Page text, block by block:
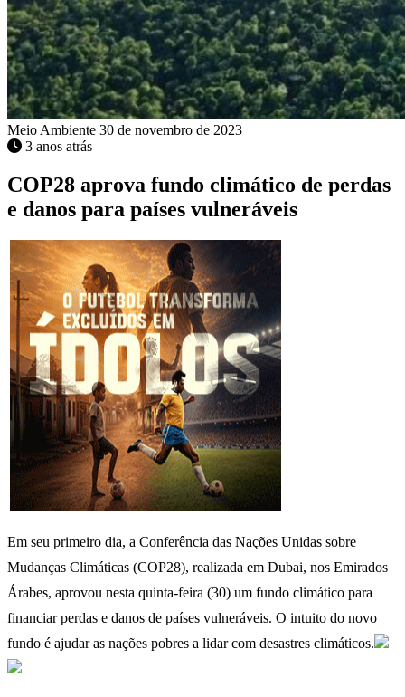
Meio Ambiente 30 de novembro de 2023
3 anos atrás
COP28 aprova fundo climático de perdas
e danos para países vulneráveis
Em seu primeiro dia, a Conferência das Nações Unidas sobre
Mudanças Climáticas (COP28), realizada em Dubai, nos Emirados
Árabes, aprovou nesta quinta-feira (30) um fundo climático para
financiar perdas e danos de países vulneráveis. O intuito do novo
fundo é ajudar as nações pobres a lidar com desastres climáticos.